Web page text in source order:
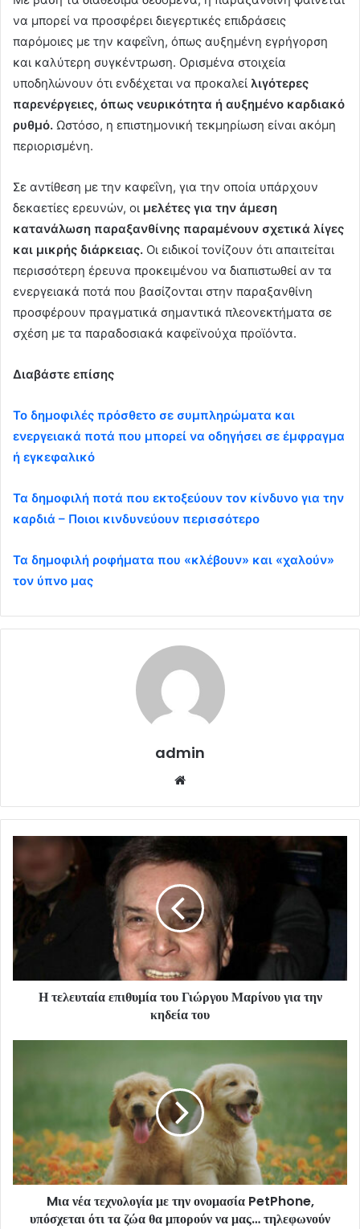
να μπορεί να προσφέρει διεγερτικές επιδράσεις
παρόμοιες με την καφεΐνη, όπως αυξημένη εγρήγορση
και καλύτερη συγκέντρωση. Ορισμένα στοιχεία
υποδηλώνουν ότι ενδέχεται να προκαλεί λιγότερες
παρενέργειες, όπως νευρικότητα ή αυξημένο καρδιακό
ρυθμό. Ωστόσο, η επιστημονική τεκμηρίωση είναι ακόμη
περιορισμένη.
Σε αντίθεση με την καφεΐνη, για την οποία υπάρχουν
δεκαετίες ερευνών, οι μελέτες για την άμεση
κατανάλωση παραξανθίνης παραμένουν σχετικά λίγες
και μικρής διάρκειας. Οι ειδικοί τονίζουν ότι απαιτείται
περισσότερη έρευνα προκειμένου να διαπιστωθεί αν τα
ενεργειακά ποτά που βασίζονται στην παραξανθίνη
προσφέρουν πραγματικά σημαντικά πλεονεκτήματα σε
σχέση με τα παραδοσιακά καφεϊνούχα προϊόντα.
Διαβάστε επίσης
Το δημοφιλές πρόσθετο σε συμπληρώματα και
ενεργειακά ποτά που μπορεί να οδηγήσει σε έμφραγμα
ή εγκεφαλικό
Τα δημοφιλή ποτά που εκτοξεύουν τον κίνδυνο για την
καρδιά – Ποιοι κινδυνεύουν περισσότερο
Τα δημοφιλή ροφήματα που «κλέβουν» και «χαλούν»
τον ύπνο μας
admin
Η τελευταία επιθυμία του Γιώργου Μαρίνου για την
κηδεία του
Mια νέα τεχνολογία με την ονομασία PetPhone,
υπόσχεται ότι τα ζώα θα μπορούν να μας… τηλεφωνούν